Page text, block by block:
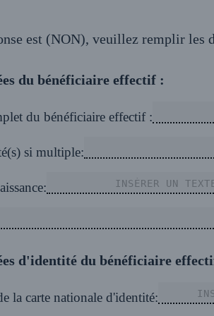
est (NON), veuillez remplir les
du bénéficiaire effectif :
du bénéficiaire effectif :
si multiple:
d'identité du bénéficiaire
la carte nationale d'identité: